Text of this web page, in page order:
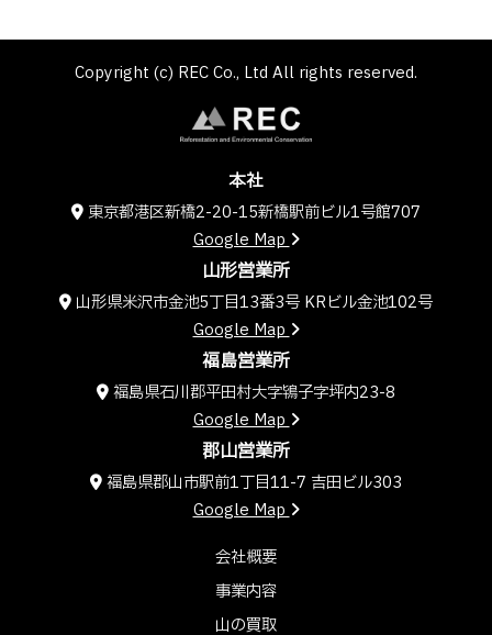
Copyright (c) REC Co., Ltd All rights reserved.
本社
東京都港区新橋2-20-15新橋駅前ビル1号館707
Google Map
山形営業所
山形県米沢市金池5丁目13番3号 KRビル金池102号
Google Map
福島営業所
福島県石川郡平田村大字鴇子字坪内23-8
Google Map
郡山営業所
福島県郡山市駅前1丁目11-7 吉田ビル303
Google Map
会社概要
事業内容
山の買取